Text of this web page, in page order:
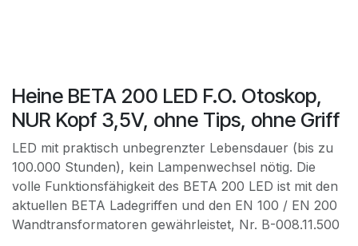
Heine BETA 200 LED F.O. Otoskop,
NUR Kopf 3,5V, ohne Tips, ohne Griff
LED mit praktisch unbegrenzter Lebensdauer (bis zu
100.000 Stunden), kein Lampenwechsel nötig. Die
volle Funktionsfähigkeit des BETA 200 LED ist mit den
aktuellen BETA Ladegriffen und den EN 100 / EN 200
Wandtransformatoren gewährleistet, Nr. B-008.11.500